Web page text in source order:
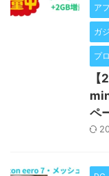
ア
ガ
プ
ペ